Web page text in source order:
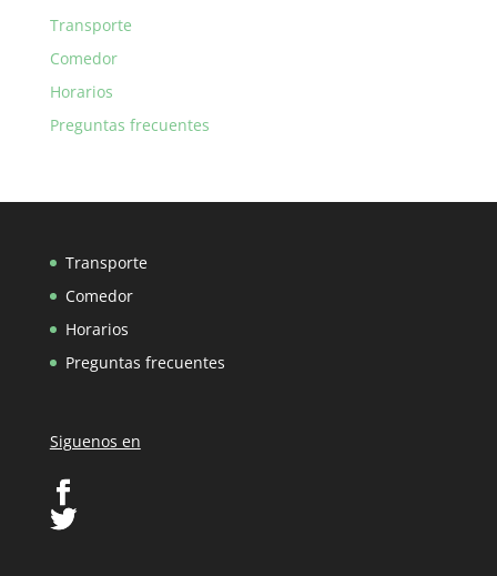
Transporte
Comedor
Horarios
Preguntas frecuentes
Transporte
Comedor
Horarios
Preguntas frecuentes
Siguenos en